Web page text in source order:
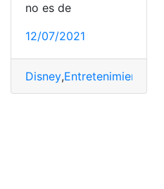
no es de
12/07/2021
Disney,Entretenimiento